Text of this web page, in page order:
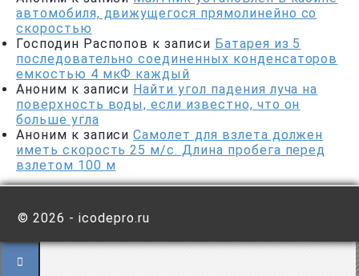
автомобиля, движущегося прямолинейно со
скоростью
Господин Распопов к записи Батарея из 5
последовательно соединенных конденсаторов
емкостью 4 мкФ каждый
Аноним к записи Найти угол падения луча на
поверхность воды, если известно, что он
больше угла
Аноним к записиСамолет для взлета должен
иметь скорость 25 м/с. Длина пробега перед
взлетом 100 м
©2026 - icodepro.ru